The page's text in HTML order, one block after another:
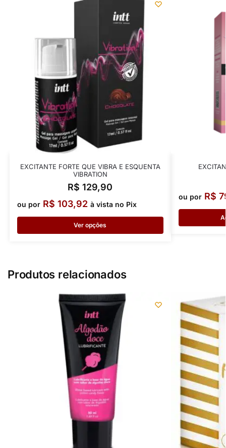
EXCITANTE FORTE QUE VIBRA E ESQUENTA
VIBRATION
R$ 129,90
ou por R$ 103,92 à vista no Pix
Ver opções
ou por R$
Produtos relacionados